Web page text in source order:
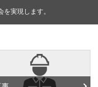
実現します。